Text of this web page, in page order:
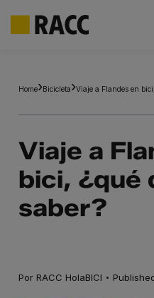
contenido
Home Bicicleta Viaje a Flandes en
Viaje a
bici, ¿qué
saber?
Por RACC HolaBICI ·